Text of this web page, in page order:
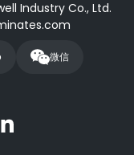
Industry Co., Ltd.
微信